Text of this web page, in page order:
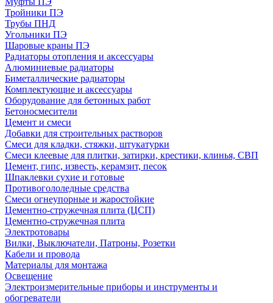
Тройники ПЭ
Трубы ПНД
Угольники ПЭ
Шаровые краны ПЭ
Радиаторы отопления и аксессуары
Алюминиевые радиаторы
Биметаллические радиаторы
Комплектующие и аксессуары
Оборудование для бетонных работ
Бетоносмесители
Цемент и смеси
Добавки для строительных растворов
Смеси для кладки, стяжки, штукатурки
Смеси клеевые для плитки, затирки, крестики, клинья, СВП
Цемент, гипс, известь, керамзит, песок
Шпаклевки сухие и готовые
Противогололедные средства
Смеси огнеупорные и жаростойкие
Цементно-стружечная плита (ЦСП)
Цементно-стружечная плита
Электротовары
Вилки, Выключатели, Патроны, Розетки
Кабели и провода
Материалы для монтажа
Освещение
Электроизмерительные приборы и инструменты и
обогреватели